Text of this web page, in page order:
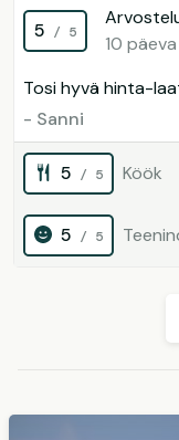
5 / 5
10
Tosi hyvä hinta-
- Sanni
5 / 5 Köök
5 / 5